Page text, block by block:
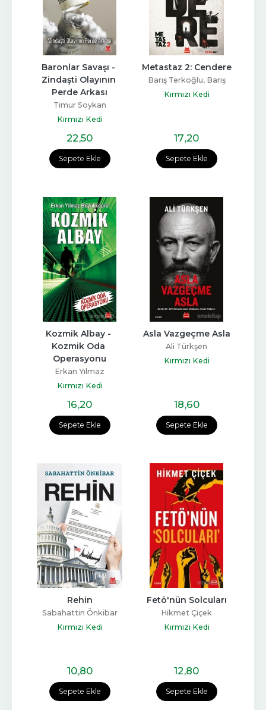
Sepete Ekle
Baronlar Savaşı -
Zindaşti Olayının
Perde Arkası
Timur Soykan
Kırmızı Kedi
22,50
Sepete Ekle
Metastaz 2: Cendere
Barış Terkoğlu, Barış
Pehlivan
Kırmızı Kedi
17,20
Sepete Ekle
Kozmik Albay -
Kozmik Oda
Operasyonu
Erkan Yılmaz
Büyükköprü
Kırmızı Kedi
16,20
Sepete Ekle
Asla Vazgeçme Asla
Ali Türkşen
Kırmızı Kedi
18,60
Sepete Ekle
Rehin
Sabahattin Önkibar
Kırmızı Kedi
10,80
Sepete Ekle
Fetö'nün Solcuları
Hikmet Çiçek
Kırmızı Kedi
12,80